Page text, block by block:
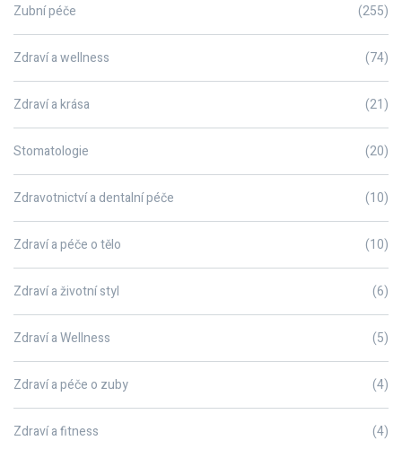
Zubní péče (255)
Zdraví a wellness (74)
Zdraví a krása (21)
Stomatologie (20)
Zdravotnictví a dentalní péče (10)
Zdraví a péče o tělo (10)
Zdraví a životní styl (6)
Zdraví a Wellness (5)
Zdraví a péče o zuby (4)
Zdraví a fitness (4)